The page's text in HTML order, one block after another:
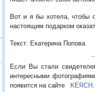
Вот и я бы хотела, чтобы
настоящим подарком
Текст: Екатерина Попова
Если Вы стали
интересными
появится на сайте